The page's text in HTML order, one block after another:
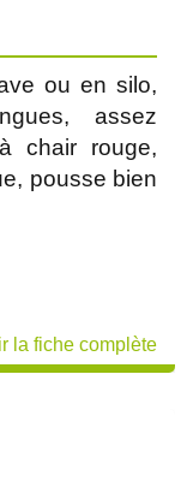
ou en silo,
assez
chair rouge,
pousse bien
la fiche complète